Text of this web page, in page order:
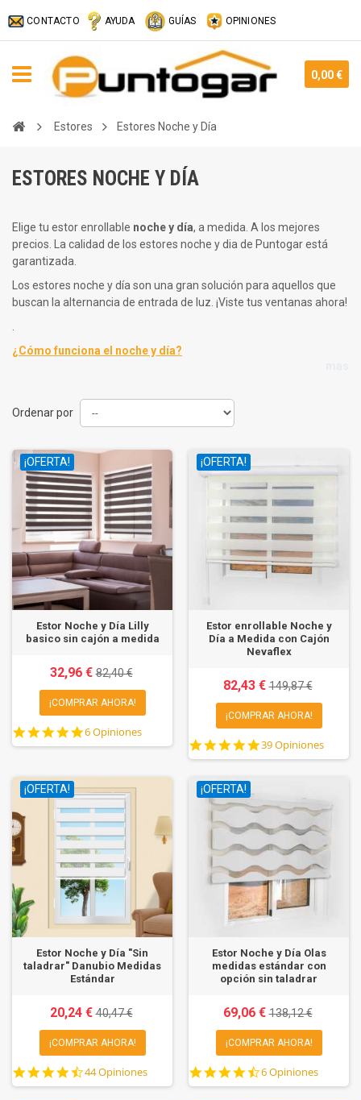
CONTACTO AYUDA GUÍAS OPINIONES
0,00 €
Estores Estores Noche y Día
ESTORES NOCHE Y DÍA
Elige tu estor enrollable noche y día, a medida. A los mejores
precios. La calidad de los estores noche y dia de Puntogar está
garantizada.
Los estores noche y día son una gran solución para aquellos que
buscan la alternancia de entrada de luz. ¡Viste tus ventanas ahora!
¿Cómo funciona el noche y día?
Ordenar por
¡OFERTA!
Estor Noche y Día Lilly
basico sin cajón a medida
32,96 €82,40 €
¡COMPRAR AHORA!
5.0
star
6 Opiniones
¡OFERTA!
Estor enrollable Noche y
Día a Medida con Cajón
Nevaflex
82,43 €149,87 €
¡COMPRAR AHORA!
4.8
star
39 Opiniones
¡OFERTA!
Estor Noche y Día "Sin
taladrar" Danubio Medidas
Estándar
20,24 €40,47 €
¡COMPRAR AHORA!
4.7
star
44 Opiniones
¡OFERTA!
Estor Noche y Día Olas
medidas estándar con
opción sin taladrar
69,06 €138,12 €
¡COMPRAR AHORA!
4.7
star
6 Opiniones